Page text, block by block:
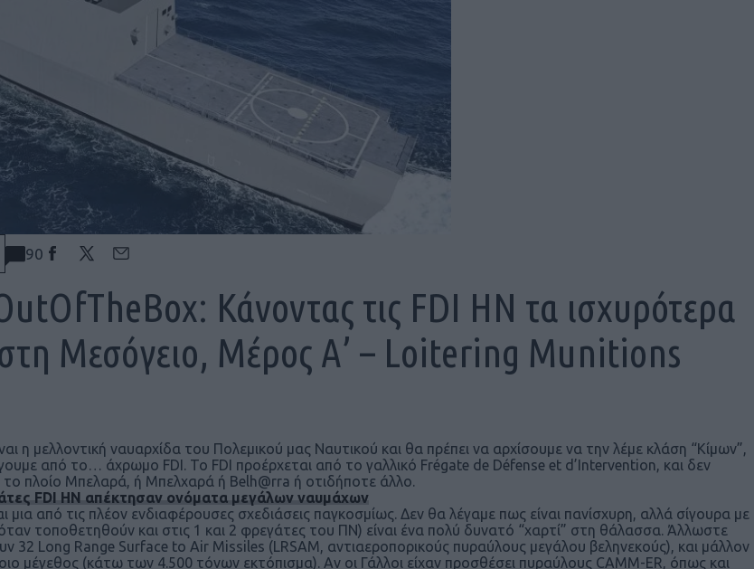
90
Κάνοντας τις FDI HN τα ισχυρότερα
Μεσόγειο, Μέρος Α’ – Loitering Munitions
η μελλοντική ναυαρχίδα του Πολεμικού μας Ναυτικού και θα πρέπει να αρχίσουμε να την λέμε κλάση “Κίμων”,
από το… άχρωμο FDI. To FDI προέρχεται από το γαλλικό Frégate de Défense et d’Intervention, και δεν
το πλοίο Μπελαρά, ή Μπελχαρά ή Belh@rra ή οτιδήποτε άλλο.
FDI HN απέκτησαν ονόματα μεγάλων ναυμάχων
μια από τις πλέον ενδιαφέρουσες σχεδιάσεις παγκοσμίως. Δεν θα λέγαμε πως είναι πανίσχυρη, αλλά σίγουρα με
τοποθετηθούν και στις 1 και 2 φρεγάτες του ΠΝ) είναι ένα πολύ δυνατό “χαρτί” στη θάλασσα. Άλλωστε
32 Long Range Surface to Air Missiles (LRSAM, αντιαεροπορικούς πυραύλους μεγάλου βεληνεκούς), και μάλλον
μέγεθος (κάτω των 4.500 τόνων εκτόπισμα). Αν οι Γάλλοι είχαν προσθέσει πυραύλους CAMM-ER, όπως και